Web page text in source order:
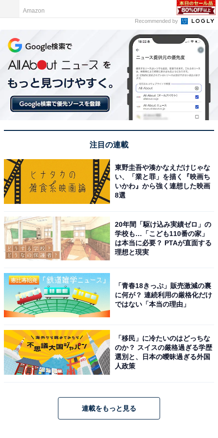
【今日チェックしたい】コムテックの人気商品5選
コムテック「ZDR048」
コムテック ミラー型ドライブレコーダー ZDR048 デジタ
FullHD GPS PureCel Plus技術搭載高感度センサー採用
後側方接近お知らせ機能 高速起動 [出張取付サービス対
Amazonで見る
コムテック「ZDR027」
コムテック ドライブレコーダー ZDR027 前後2カメラ 前
後STARVIS 搭載 200万画素 Full HD GPS 32GBmicroSD
起動 3年保証
Amazonで見る
Amazon
Recommended by
注目の連載
東野圭吾や湊かなえだけじゃな
い、「業と罪」を描く『映画ち
いかわ』から強く連想した映画
8選
20年間「駆け込み実績ゼロ」の
学校も…「こども110番の家」
は本当に必要？ PTAが直面する
理想と現実
「青春18きっぷ」販売激減の裏
に何が？ 連続利用の厳格化だけ
ではない「本当の理由」
「移民」に冷たいのはどっちな
のか？ スイスの厳格過ぎる学歴
選別と、日本の曖昧過ぎる外国
人政策
連載をもっと見る